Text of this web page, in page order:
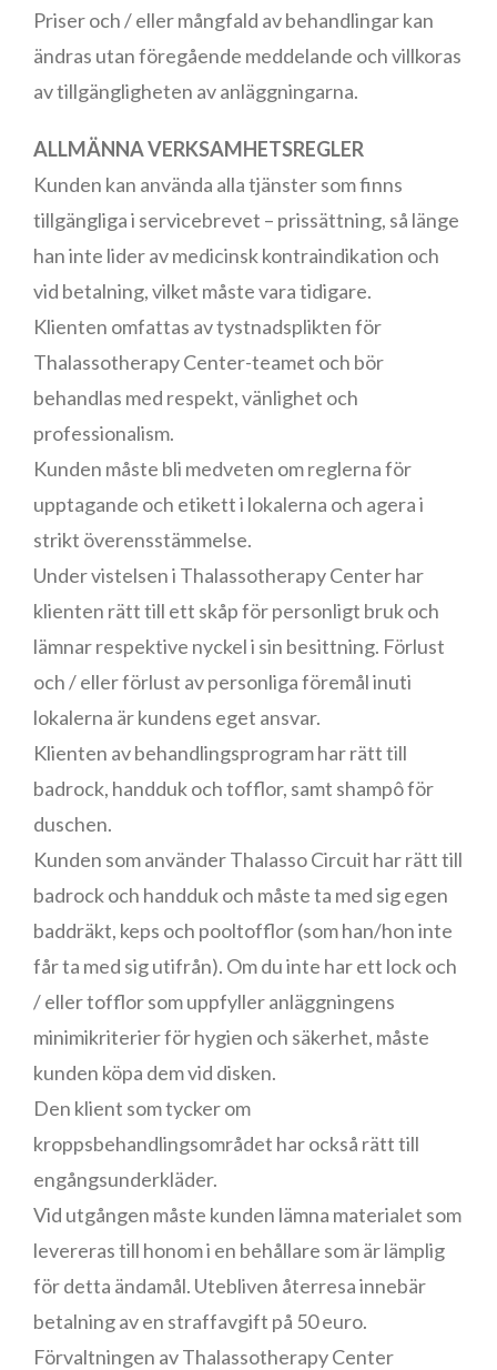
Priser och / eller mångfald av behandlingar kan
ändras utan föregående meddelande och villkoras
av tillgängligheten av anläggningarna.
ALLMÄNNA VERKSAMHETSREGLER
Kunden kan använda alla tjänster som finns
tillgängliga i servicebrevet – prissättning, så länge
han inte lider av medicinsk kontraindikation och
vid betalning, vilket måste vara tidigare.
Klienten omfattas av tystnadsplikten för
Thalassotherapy Center-teamet och bör
behandlas med respekt, vänlighet och
professionalism.
Kunden måste bli medveten om reglerna för
upptagande och etikett i lokalerna och agera i
strikt överensstämmelse.
Under vistelsen i Thalassotherapy Center har
klienten rätt till ett skåp för personligt bruk och
lämnar respektive nyckel i sin besittning. Förlust
och / eller förlust av personliga föremål inuti
lokalerna är kundens eget ansvar.
Klienten av behandlingsprogram har rätt till
badrock, handduk och tofflor, samt shampô för
duschen.
Kunden som använder Thalasso Circuit har rätt till
badrock och handduk och måste ta med sig egen
baddräkt, keps och pooltofflor (som han/hon inte
får ta med sig utifrån). Om du inte har ett lock och
/ eller tofflor som uppfyller anläggningens
minimikriterier för hygien och säkerhet, måste
kunden köpa dem vid disken.
Den klient som tycker om
kroppsbehandlingsområdet har också rätt till
engångsunderkläder.
Vid utgången måste kunden lämna materialet som
levereras till honom i en behållare som är lämplig
för detta ändamål. Utebliven återresa innebär
betalning av en straffavgift på 50 euro.
Förvaltningen av Thalassotherapy Center